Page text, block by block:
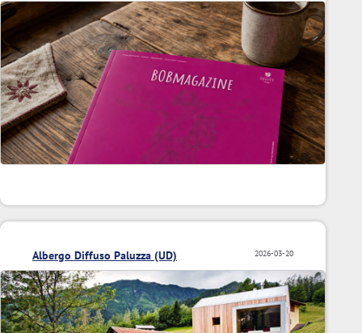
2026-03-20
Albergo Diffuso Paluzza (UD)